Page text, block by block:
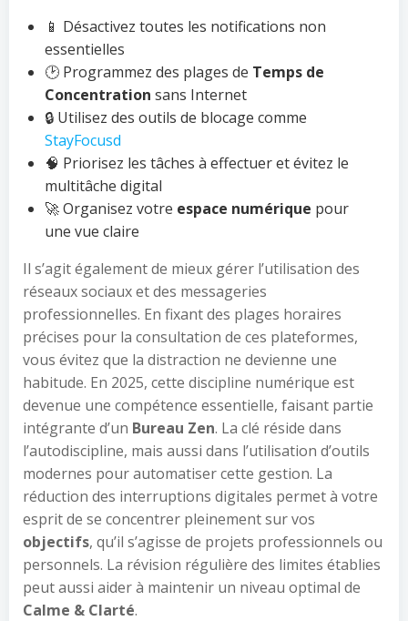
📱 Désactivez toutes les notifications non
essentielles
🕑 Programmez des plages de Temps de
Concentration sans Internet
🔒 Utilisez des outils de blocage comme
StayFocusd
🧠 Priorisez les tâches à effectuer et évitez le
multitâche digital
🚀 Organisez votre espace numérique pour
une vue claire
Il s’agit également de mieux gérer l’utilisation des
réseaux sociaux et des messageries
professionnelles. En fixant des plages horaires
précises pour la consultation de ces plateformes,
vous évitez que la distraction ne devienne une
habitude. En 2025, cette discipline numérique est
devenue une compétence essentielle, faisant partie
intégrante d’un Bureau Zen. La clé réside dans
l’autodiscipline, mais aussi dans l’utilisation d’outils
modernes pour automatiser cette gestion. La
réduction des interruptions digitales permet à votre
esprit de se concentrer pleinement sur vos
objectifs, qu’il s’agisse de projets professionnels ou
personnels. La révision régulière des limites établies
peut aussi aider à maintenir un niveau optimal de
Calme & Clarté.